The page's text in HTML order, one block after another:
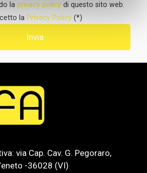
la privacy policy di questo sito web.
la Privacy Policy (*)
via Cap. Cav. G. Pegoraro,
-36028 (VI)